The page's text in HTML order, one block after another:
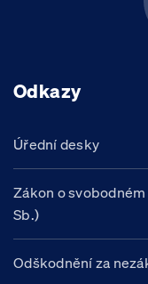
Odkazy
Úřední desky
Zákon o
Sb.)
Odškodnění za